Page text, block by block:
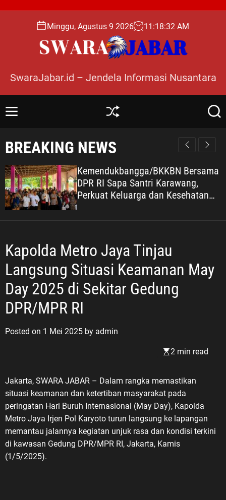
o
Minggu, Agustus 9 2026 11 :18:33 AM
SwaraJabar.id – Jendela Informasi Nusantara
M
u
S
ff
e
S
r
BREAKING NEWS
Kemendukbangga/BKKBN Bersama
DPR RI Sapa Santri Karawang,
Perkuat Keluarga dan Kesehatan
Pesantren
Kapolda Metro Jaya Tinjau
Langsung Situasi Keamanan May
Day 2025 di Sekitar Gedung
DPR/MPR RI
Posted on 1 Mei 2025 by admin
2 min read
Jakarta, SWARA JABAR – Dalam rangka memastikan
situasi keamanan dan ketertiban masyarakat pada
peringatan Hari Buruh Internasional (May Day), Kapolda
Metro Jaya Irjen Pol Karyoto turun langsung ke lapangan
memantau jalannya kegiatan unjuk rasa dan kondisi terkini
di kawasan Gedung DPR/MPR RI, Jakarta, Kamis
(1/5/2025).